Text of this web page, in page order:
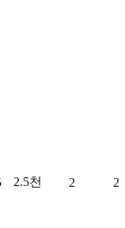
2.5천 2 2